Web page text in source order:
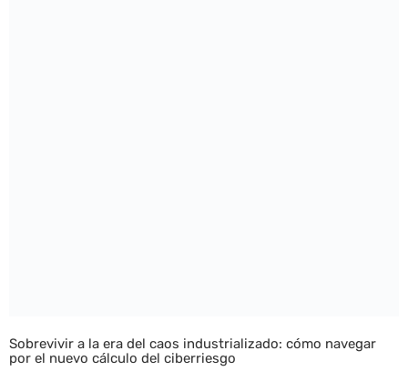
Sobrevivir a la era del caos industrializado: cómo navegar
por el nuevo cálculo del ciberriesgo